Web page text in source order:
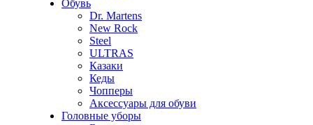
Обувь
Dr. Martens
New Rock
Steel
ULTRAS
Казаки
Кеды
Чопперы
Аксессуары для обуви
Головные уборы